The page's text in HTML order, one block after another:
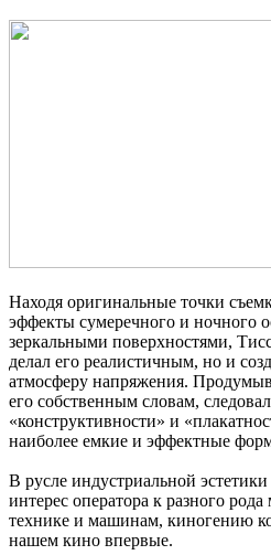
Находя оригинальные точки
эффекты сумеречного и ночного
зеркальными поверхностями,
делал его реалистичным, но и
атмосферу напряжения.
его собственным словам,
«конструктивности» и
наиболее емкие и эффектные
В русле индустриальной
интерес оператора к разного
технике и машинам, киногению
нашем кино впервые.